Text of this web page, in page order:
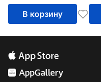
В корзину